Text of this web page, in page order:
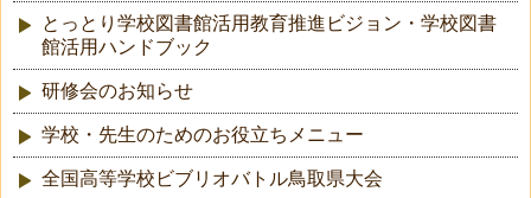
とっとり学校図書館活用教育推進ビジョン・学校図書
館活用ハンドブック
研修会のお知らせ
学校・先生のためのお役立ちメニュー
全国高等学校ビブリオバトル鳥取県大会